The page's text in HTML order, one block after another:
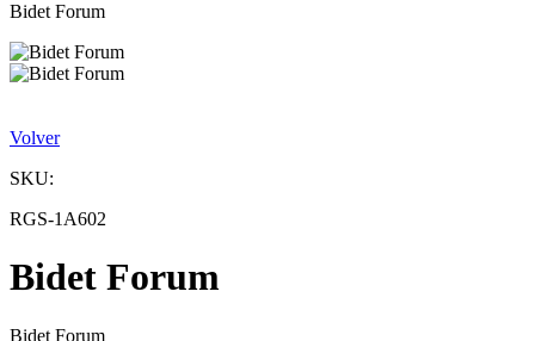
Bidet Forum
Volver
SKU:
RGS-1A602
Bidet Forum
Bidet Forum